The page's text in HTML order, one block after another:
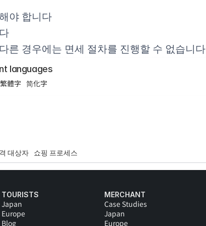
야 합니다
른 경우에는 면세 절차를 진행할 수 없습니다
languages
繁體字 简化字
대상자 쇼핑 프로세스
TOURISTS
Japan
Europe
Blog
MERCHANT
Case Studies
Japan
Europe